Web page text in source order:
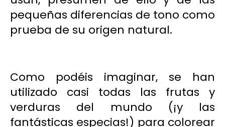
pequeñas diferencias de tono como
prueba de su origen natural.
Como podéis imaginar, se han
utilizado casi todas las frutas y
verduras del mundo (¡y las
fantásticas especias!) para colorear